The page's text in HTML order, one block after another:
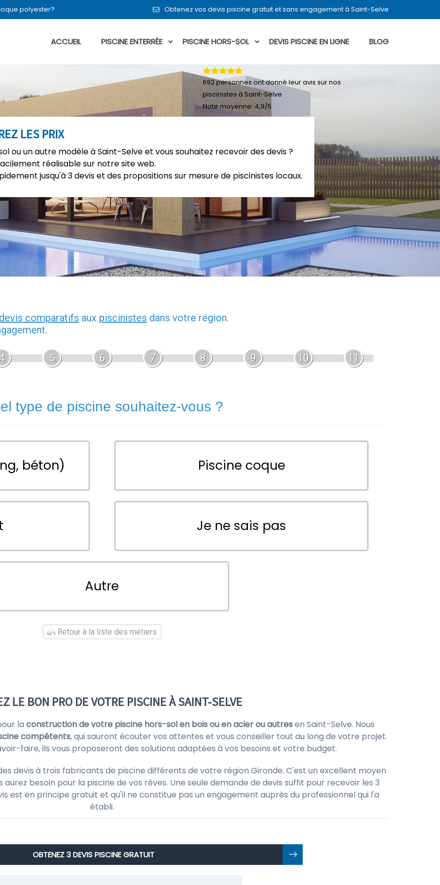
polyester? Obtenez vos devis piscine gratuit et sans engagement à Saint-Selve
ACCUEIL PISCINE ENTERRÉE PISCINE HORS-SOL DEVIS PISCINE EN LIGNE BLOG
LES PRIX
ou un autre modèle à Saint-Selve et vous souhaitez recevoir des devis ?
réalisable sur notre site web.
jusqu'à 3 devis et des propositions sur mesure de piscinistes locaux.
692personnes ont donné leuravis sur nos
piscinistes à Saint-Selve
Note moyenne:4,9/5
comparatifs aux piscinistes dans votre région.
5 6 7 8 9 10 11
type de piscine souhaitez-vous ?
béton) Piscine coque
Je ne sais pas
Autre
Retour à la liste des métiers
LE BON PRO DE VOTRE PISCINE À SAINT-SELVE
la construction de votre piscine hors-sol en bois ou en acier ou autresen Saint-Selve. Nous
compétents, qui sauront écouter vos attentes et vous conseiller tout au long de votre projet.
faire, ils vous proposeront des solutions adaptées à vos besoins et votre budget.
devis à trois fabricants de piscine différents de votre région Gironde. C'est un excellent moyen
besoin pour la piscine de vos rêves. Une seule demande de devis suffit pour recevoir les 3
est en principe gratuit et qu'il ne constitue pas un engagement auprès du professionnel qui l'a
établi.
OBTENEZ 3 DEVIS PISCINE GRATUIT